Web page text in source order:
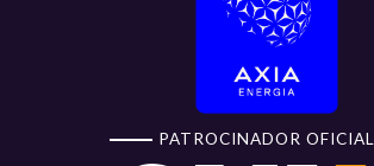
PATROCINADOR OFICIAL